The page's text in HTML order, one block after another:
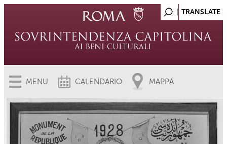
MENU CALENDARIO MAPPA